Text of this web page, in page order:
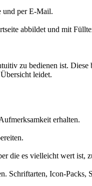
und per E-Mail.
abbildet und mit
zu bedienen ist.
leidet.
erhalten.
die es vielleicht wert ist,
Schriftarten, Icon-Packs,